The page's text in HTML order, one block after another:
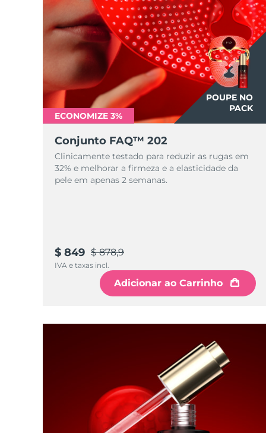
POUPE NO
PACK
ECONOMIZE 3%
Conjunto FAQ™ 202
Clinicamente testado para reduzir as rugas em
32% e melhorar a firmeza e a elasticidade da
pele em apenas 2 semanas.
$ 849 $ 878,9
IVA e taxas incl.
Adicionar ao Carrinho